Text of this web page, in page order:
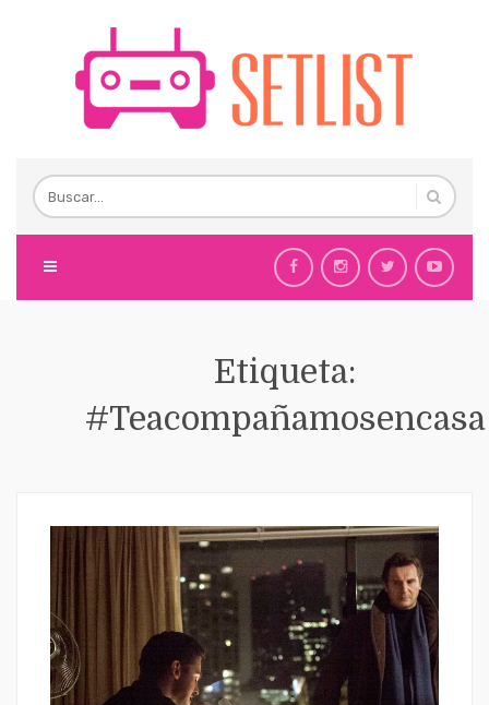
Etiqueta:
#Teacompañamosencasa